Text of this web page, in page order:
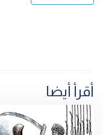
أقرأ أيضا